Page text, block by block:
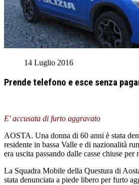
14 Luglio 2016
Prende telefono e esce senza
E' accusata di furto aggravato
AOSTA. Una donna di 60 anni è stata
residente in bassa Valle e di nazionalità
era uscita passando dalle casse chiuse per
La Squadra Mobile della Questura di
stata denunciata a piede libero per furto